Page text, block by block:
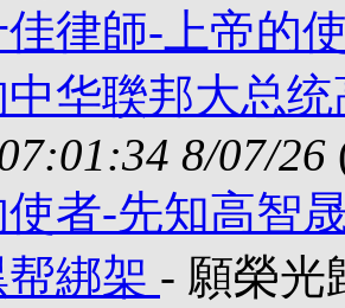
律師-上帝的
中华聫邦大总
8/07/26
使者-先知高智
綁架 - 願榮光